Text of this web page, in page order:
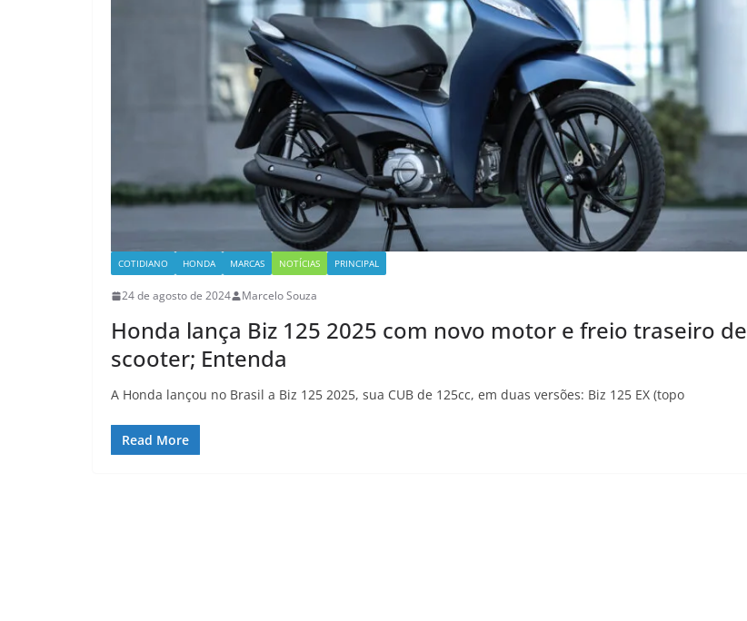
COTIDIANO HONDA MARCAS NOTÍCIAS PRINCIPAL
24 de agosto de 2024 Marcelo Souza
Honda lança Biz 125 2025 com novo motor e freio traseiro de
scooter; Entenda
A Honda lançou no Brasil a Biz 125 2025, sua CUB de 125cc, em duas versões: Biz 125 EX (topo
Read More